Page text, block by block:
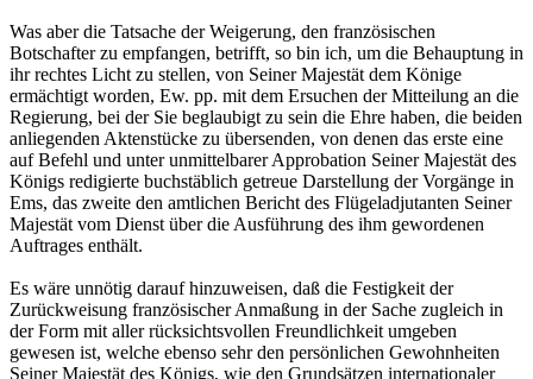
Was aber die Tatsache der Weigerung, den französischen
Botschafter zu empfangen, betrifft, so bin ich, um die Behauptung in
ihr rechtes Licht zu stellen, von Seiner Majestät dem Könige
ermächtigt worden, Ew. pp. mit dem Ersuchen der Mitteilung an die
Regierung, bei der Sie beglaubigt zu sein die Ehre haben, die beiden
anliegenden Aktenstücke zu übersenden, von denen das erste eine
auf Befehl und unter unmittelbarer Approbation Seiner Majestät des
Königs redigierte buchstäblich getreue Darstellung der Vorgänge in
Ems, das zweite den amtlichen Bericht des Flügeladjutanten Seiner
Majestät vom Dienst über die Ausführung des ihm gewordenen
Auftrages enthält.
Es wäre unnötig darauf hinzuweisen, daß die Festigkeit der
Zurückweisung französischer Anmaßung in der Sache zugleich in
der Form mit aller rücksichtsvollen Freundlichkeit umgeben
gewesen ist, welche ebenso sehr den persönlichen Gewohnheiten
Seiner Majestät des Königs, wie den Grundsätzen internationaler